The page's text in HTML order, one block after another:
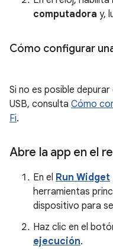
computadora y,
Cómo configurar
Si no es posible
USB, consulta Cómo
Fi.
Abre la app en el
En el Run Widget
herramientas
dispositivo para
Haz clic en el
ejecución.